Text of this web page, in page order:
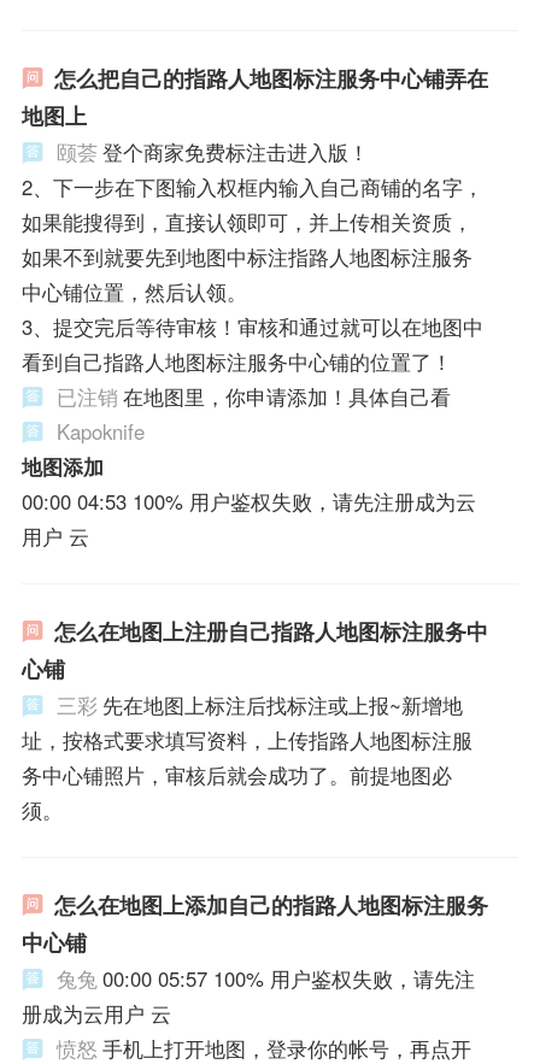
怎么把自己的指路人地图标注服务中心铺弄在
地图上
颐荟登个商家免费标注击进入版！
2、下一步在下图输入权框内输入自己商铺的名字，
如果能搜得到，直接认领即可，并上传相关资质，
如果不到就要先到地图中标注指路人地图标注服务
中心铺位置，然后认领。
3、提交完后等待审核！审核和通过就可以在地图中
看到自己指路人地图标注服务中心铺的位置了！
已注销 在地图里，你申请添加！具体自己看
Kapoknife
地图添加
00:00 04:53 100% 用户鉴权失败，请先注册成为云
用户 云
怎么在地图上注册自己指路人地图标注服务中
心铺
三彩 先在地图上标注后找标注或上报~新增地
址，按格式要求填写资料，上传指路人地图标注服
务中心铺照片，审核后就会成功了。前提地图必
须。
怎么在地图上添加自己的指路人地图标注服务
中心铺
兔兔 00:00 05:57 100% 用户鉴权失败，请先注
册成为云用户 云
愤怒 手机上打开地图，登录你的帐号，再点开